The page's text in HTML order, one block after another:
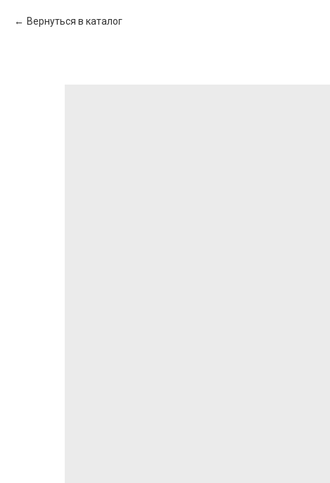
Вернуться в каталог